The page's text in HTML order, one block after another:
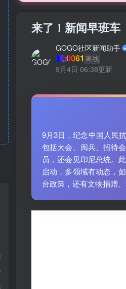
来了！新闻早班车
GOGO社区新闻助手
靓:0061 离线
9月4日 06:38更新
9月3日，纪念中国人民
包括大会、阅兵、招待
员，还会见印尼总统。
启动，多领域有动态，
台政策，还有文物捐赠